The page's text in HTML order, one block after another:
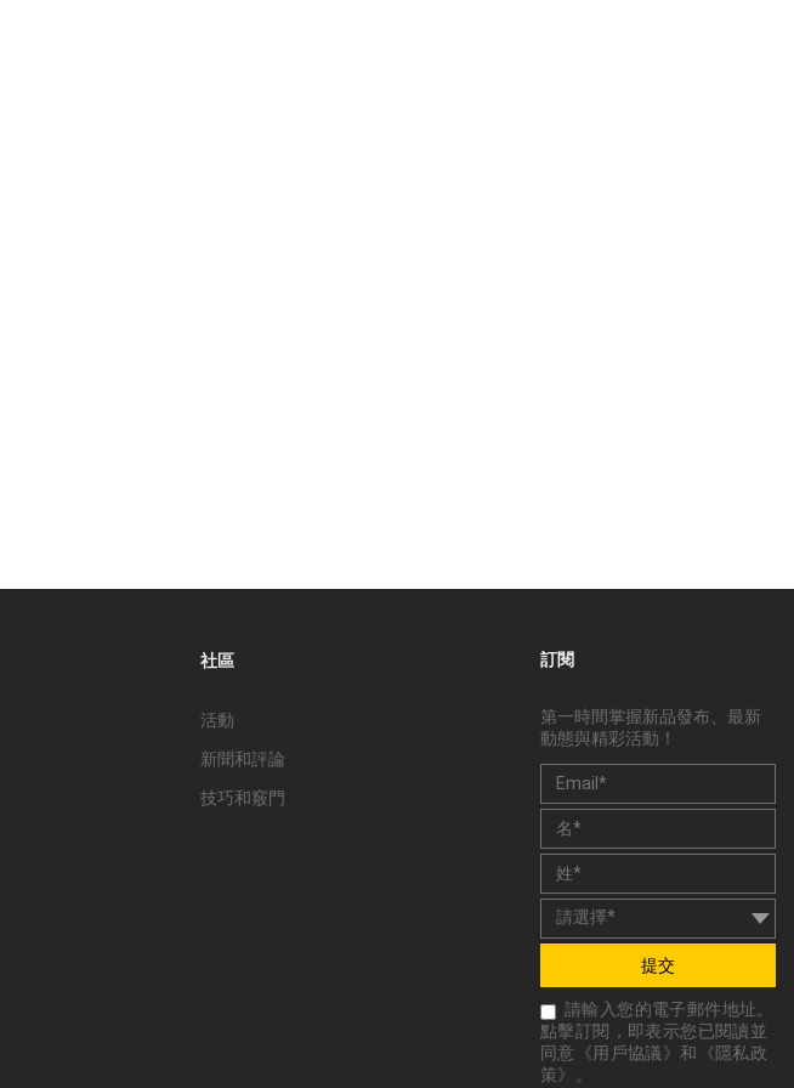
社區
活動
新聞和評論
技巧和竅門
訂閱
第一時間掌握新品發布、最新
動態與精彩活動！
提交
請輸入您的電子郵件地址。
點擊訂閱，即表示您已閱讀並
同意《 用戶協議》和《隱私政
策》。